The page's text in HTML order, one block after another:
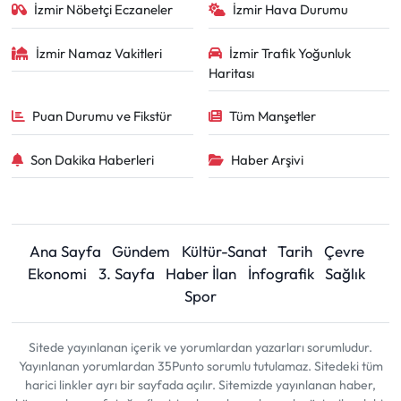
İzmir Nöbetçi Eczaneler İzmir Hava Durumu
İzmir Namaz Vakitleri
İzmir Trafik Yoğunluk
Haritası
Puan Durumu ve Fikstür Tüm Manşetler
Son Dakika Haberleri Haber Arşivi
Ana Sayfa Gündem Kültür-Sanat Tarih
Çevre
Ekonomi
3. Sayfa Haber İlan İnfografik Sağlık
Spor
Sitede yayınlanan içerik ve yorumlardan yazarları sorumludur.
Yayınlanan yorumlardan 35Punto sorumlu tutulamaz. Sitedeki tüm
harici linkler ayrı bir sayfada açılır. Sitemizde yayınlanan haber,